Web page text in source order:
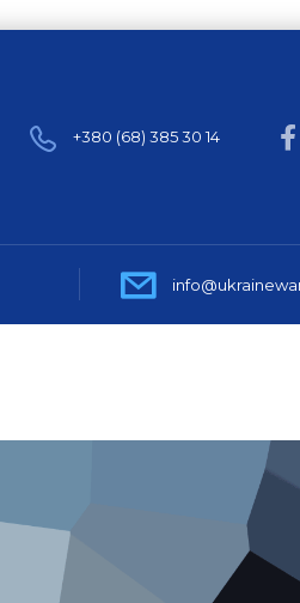
+380 (68) 385 30 14